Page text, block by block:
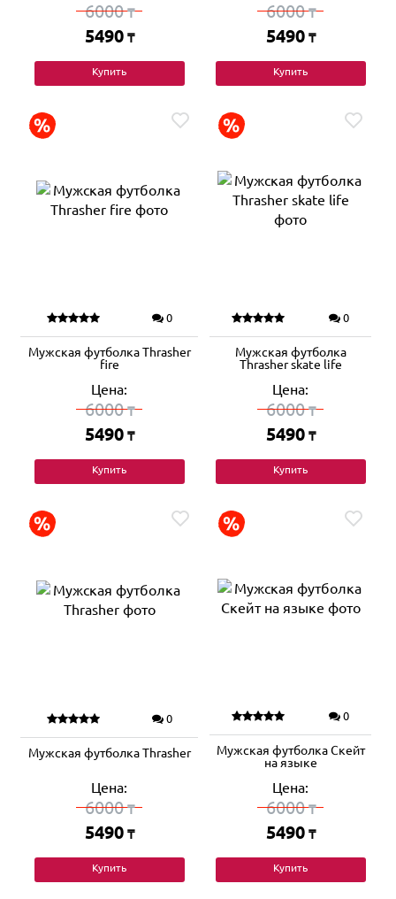
6000₸
5490 ₸
Купить
6000₸
5490 ₸
Купить
0
Мужская футболка Thrasher
fire
Цена:
6000₸
5490 ₸
Купить
0
Мужская футболка
Thrasher skate life
Цена:
6000₸
5490 ₸
Купить
0
Мужская футболка Thrasher
Цена:
6000₸
5490 ₸
Купить
0
Мужская футболка Скейт
на языке
Цена:
6000₸
5490 ₸
Купить